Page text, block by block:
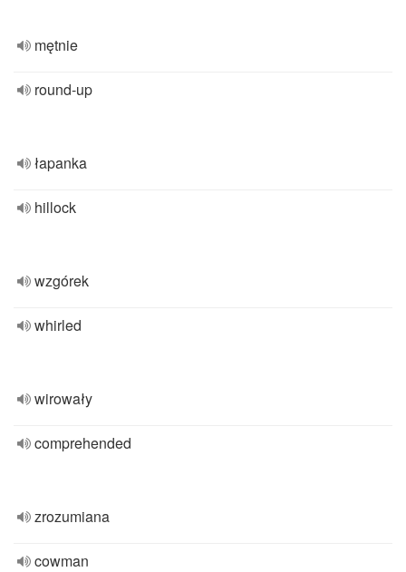
mętnie
round-up
łapanka
hillock
wzgórek
whirled
wirowały
comprehended
zrozumiana
cowman